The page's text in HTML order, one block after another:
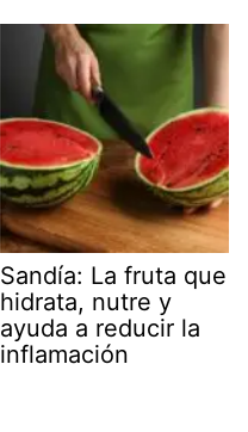
Sandía: La fruta que
hidrata, nutre y
ayuda a reducir la
inflamación